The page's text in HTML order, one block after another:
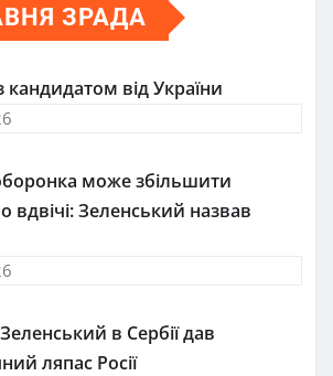
ЗРАДА
кандидатом від України
може збільшити
вдвічі: Зеленський назвав
в Сербії дав
ляпас Росії